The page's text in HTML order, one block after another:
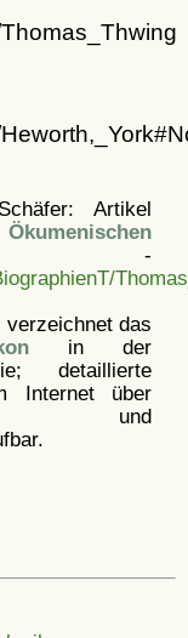
Artikel
Ökumenischen
verzeichnet das
in der
detaillierte
Internet über